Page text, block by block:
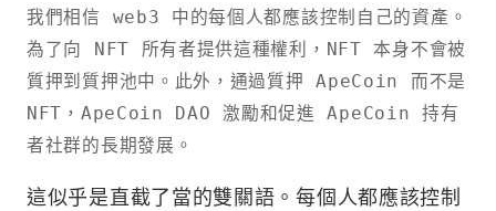
我們相信 web3 中的每個人都應該控制自己的資產。
為了向 NFT 所有者提供這種權利，NFT 本身不會被
質押到質押池中。此外，通過質押 ApeCoin 而不是
NFT，ApeCoin DAO 激勵和促進 ApeCoin 持有
者社群的長期發展。
這似乎是直截了當的雙關語。每個人都應該控制